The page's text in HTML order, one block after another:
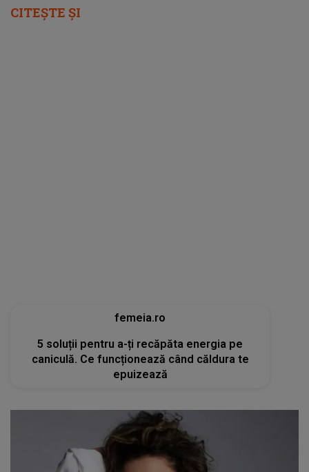
CITEȘTE ȘI
femeia.ro
5 soluții pentru a-ți recăpăta energia pe
caniculă. Ce funcționează când căldura te
epuizează